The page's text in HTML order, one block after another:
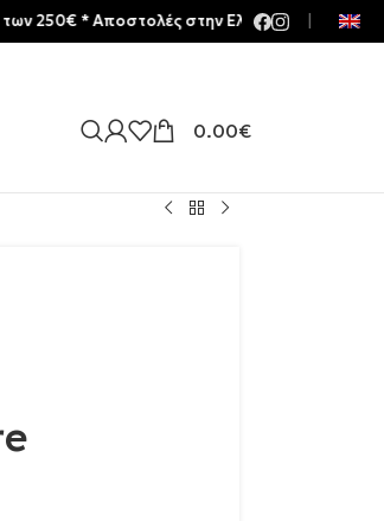
0.00€
* Aποστολές στην Ελλάδα | Meltemia